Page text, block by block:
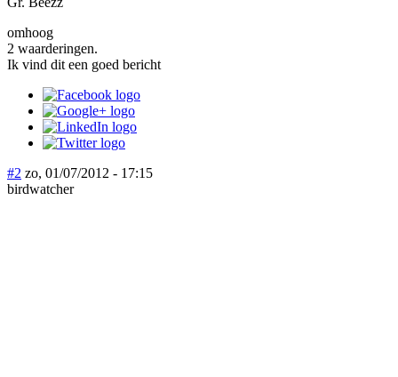
omhoog
2 waarderingen.
Ik vind dit een goed bericht
#2 zo, 01/07/2012 - 17:15
birdwatcher